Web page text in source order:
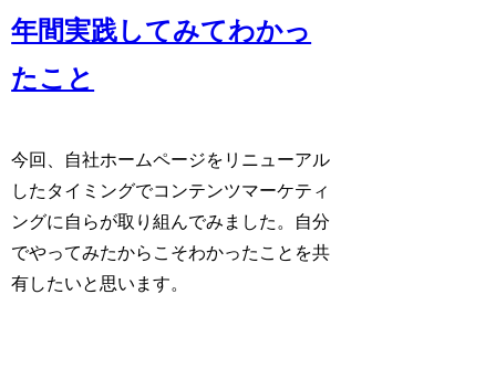
年間実践してみてわかっ
たこと
今回、自社ホームページをリニューアル
したタイミングでコンテンツマーケティ
ングに自らが取り組んでみました。自分
でやってみたからこそわかったことを共
有したいと思います。